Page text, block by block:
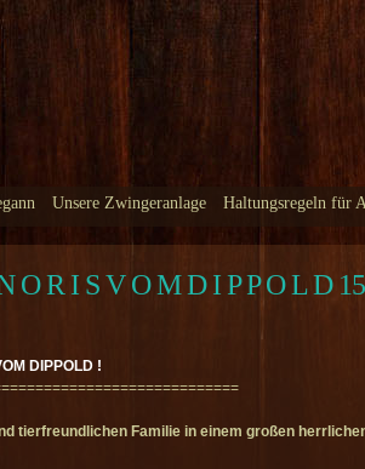
Unsere Zwingeranlage Haltungsregeln für
O R I S V O M D I P P O L D
DIPPOLD !
tierfreundlichen Familie in einem großen